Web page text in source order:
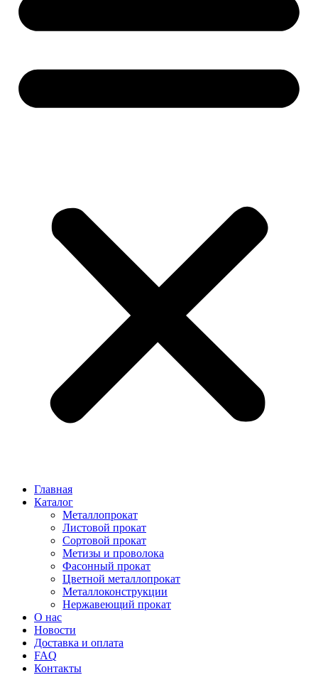
Главная
Каталог
Металлопрокат
Листовой прокат
Сортовой прокат
Метизы и проволока
Фасонный прокат
Цветной металлопрокат
Металлоконструкции
Нержавеющий прокат
О нас
Новости
Доставка и оплата
FAQ
Контакты